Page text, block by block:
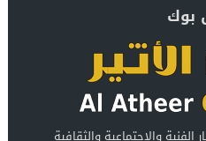
بوك
والاجتماعية والثقافية